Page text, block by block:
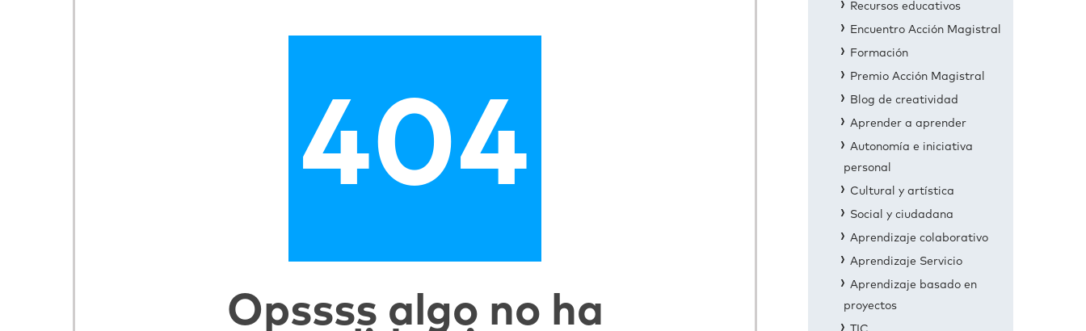
Recursos educativos
Encuentro Acción Magistral
Formación
Premio Acción Magistral
Blog de creatividad
Aprender a aprender
Autonomía e iniciativa
personal
Cultural y artística
Social y ciudadana
Aprendizaje colaborativo
Aprendizaje Servicio
Aprendizaje basado en
proyectos